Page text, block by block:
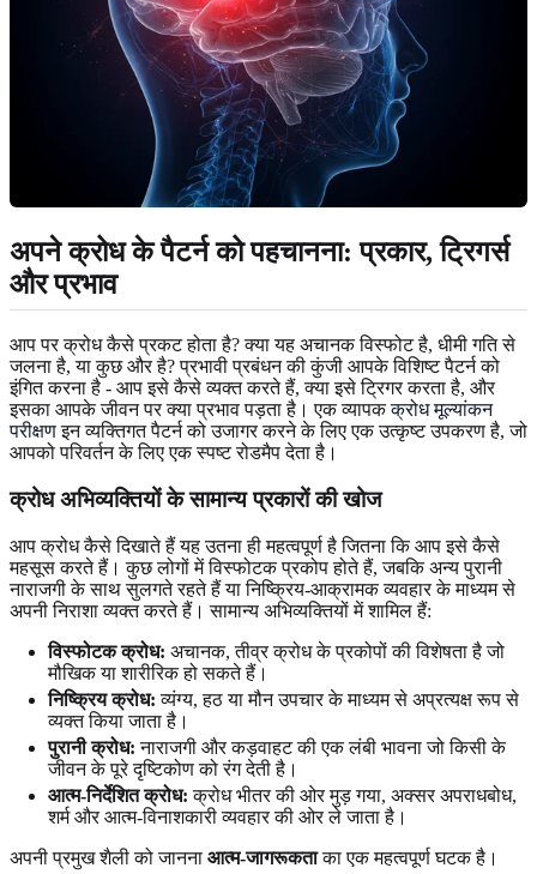
अपने क्रोध के पैटर्न को पहचानना: प्रकार, ट्रिगर्स
और प्रभाव
आप पर क्रोध कैसे प्रकट होता है? क्या यह अचानक विस्फोट है, धीमी गति से
जलना है, या कुछ और है? प्रभावी प्रबंधन की कुंजी आपके विशिष्ट पैटर्न को
इंगित करना है - आप इसे कैसे व्यक्त करते हैं, क्या इसे ट्रिगर करता है, और
इसका आपके जीवन पर क्या प्रभाव पड़ता है। एक व्यापकक्रोध मूल्यांकन
परीक्षणइन व्यक्तिगत पैटर्न को उजागर करने के लिए एक उत्कृष्ट उपकरण है, जो
आपको परिवर्तन के लिए एक स्पष्ट रोडमैप देता है।
क्रोध अभिव्यक्तियों के सामान्य प्रकारों की खोज
आप क्रोध कैसे दिखाते हैं यह उतना ही महत्वपूर्ण है जितना कि आप इसे कैसे
महसूस करते हैं। कुछ लोगों में विस्फोटक प्रकोप होते हैं, जबकि अन्य पुरानी
नाराजगी के साथ सुलगते रहते हैं या निष्क्रिय-आक्रामक व्यवहार के माध्यम से
अपनी निराशा व्यक्त करते हैं। सामान्य अभिव्यक्तियों में शामिल हैं:
विस्फोटक क्रोध: अचानक, तीव्र क्रोध के प्रकोपों ​​की विशेषता है जो
मौखिक या शारीरिक हो सकते हैं।
निष्क्रिय क्रोध: व्यंग्य, हठ या मौन उपचार के माध्यम से अप्रत्यक्ष रूप से
व्यक्त किया जाता है।
पुरानी क्रोध: नाराजगी और कड़वाहट की एक लंबी भावना जो किसी के
जीवन के पूरे दृष्टिकोण को रंग देती है।
आत्म-निर्देशित क्रोध: क्रोध भीतर की ओर मुड़ गया, अक्सर अपराधबोध,
शर्म और आत्म-विनाशकारी व्यवहार की ओर ले जाता है।
अपनी प्रमुख शैली को जानना आत्म-जागरूकताका एक महत्वपूर्ण घटक है।